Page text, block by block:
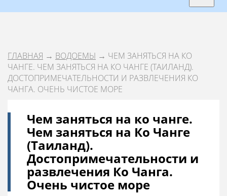
ГЛАВНАЯ → ВОДОЕМЫ → ЧЕМ ЗАНЯТЬСЯ НА КО
ЧАНГЕ. ЧЕМ ЗАНЯТЬСЯ НА КО ЧАНГЕ (ТАИЛАНД).
ДОСТОПРИМЕЧАТЕЛЬНОСТИ И РАЗВЛЕЧЕНИЯ КО
ЧАНГА. ОЧЕНЬ ЧИСТОЕ МОРЕ
Чем заняться на ко чанге.
Чем заняться на Ко Чанге
(Таиланд).
Достопримечательности и
развлечения Ко Чанга.
Очень чистое море